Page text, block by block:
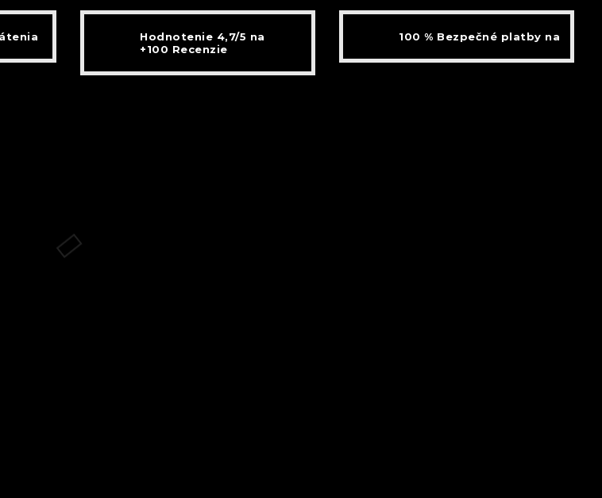
Hodnotenie 4,7/5 na
+100 Recenzie
100 % Bezpečné platby na